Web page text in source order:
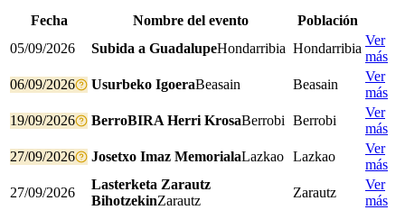
Fecha Nombre del evento
Población
05/09/2026
Subida a GuadalupeHondarribia Hondarribia
Ver
más
06/09/2026
Usurbeko IgoeraBeasain Beasain
Ver
más
19/09/2026
BerroBIRA Herri KrosaBerrobi Berrobi
Ver
más
27/09/2026
Josetxo Imaz MemorialaLazkao Lazkao
Ver
más
27/09/2026
Lasterketa Zarautz
BihotzekinZarautz
Zarautz
Ver
más